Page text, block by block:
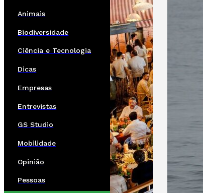
Animais
Biodiversidade
Ciência e Tecnologia
Dicas
Empresas
Entrevistas
GS Studio
Mobilidade
Opinião
Pessoas